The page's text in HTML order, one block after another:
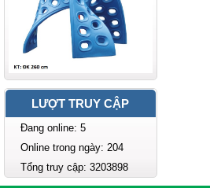
LƯỢT TRUY CẬP
Đang online: 5
Online trong ngày: 204
Tổng truy cập: 3203898